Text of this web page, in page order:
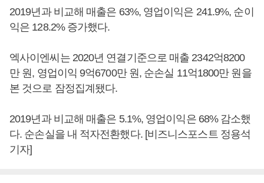
2019년과 비교해 매출은 63%, 영업이익은 241.9%, 순이
익은 128.2% 증가했다.
엑사이엔씨는 2020년 연결기준으로 매출 2342억8200
만 원, 영업이익 9억6700만 원, 순손실 11억1800만 원을
본 것으로 잠정집계됐다.
2019년과 비교해 매출은 5.1%, 영업이익은 68% 감소했
다. 순손실을 내 적자전환했다. [비즈니스포스트 정용석
기자]